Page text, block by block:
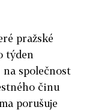
pražské
týden
společnost
činu
porušuje